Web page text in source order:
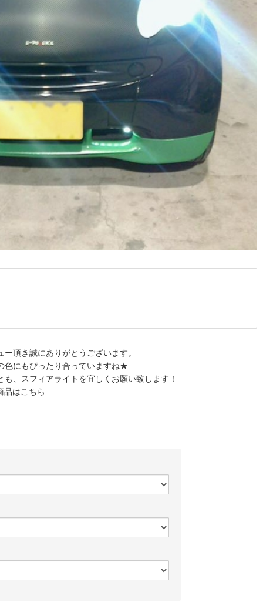
ー頂き誠にありがとうございます。
色にもぴったり合っていますね★
も、スフィアライトを宜しくお願い致します！
品はこちら